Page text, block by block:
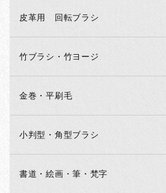
皮革用 回転ブラシ
竹ブラシ・竹ヨージ
金巻・平刷毛
小判型・角型ブラシ
書道・絵画・筆・梵字